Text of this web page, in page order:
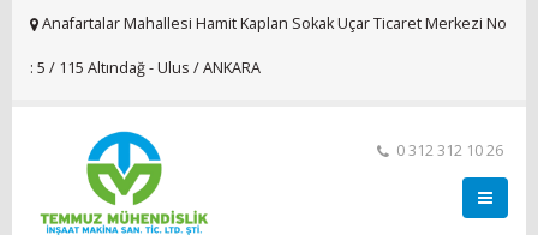
Anafartalar Mahallesi Hamit Kaplan Sokak Uçar Ticaret Merkezi No
: 5 / 115 Altındağ - Ulus / ANKARA
0 312 312 10 26